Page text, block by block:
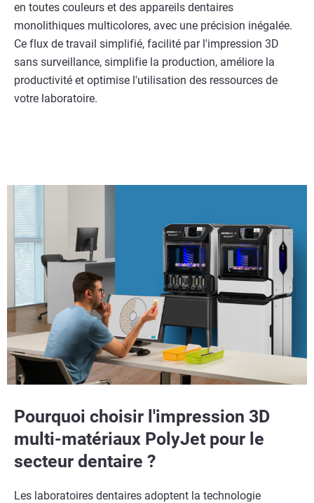
en toutes couleurs et des appareils dentaires
monolithiques multicolores, avec une précision inégalée.
Ce flux de travail simplifié, facilité par l'impression 3D
sans surveillance, simplifie la production, améliore la
productivité et optimise l'utilisation des ressources de
votre laboratoire.
Pourquoi choisir l'impression 3D
multi-matériaux PolyJet pour le
secteur dentaire ?
Les laboratoires dentaires adoptent la technologie